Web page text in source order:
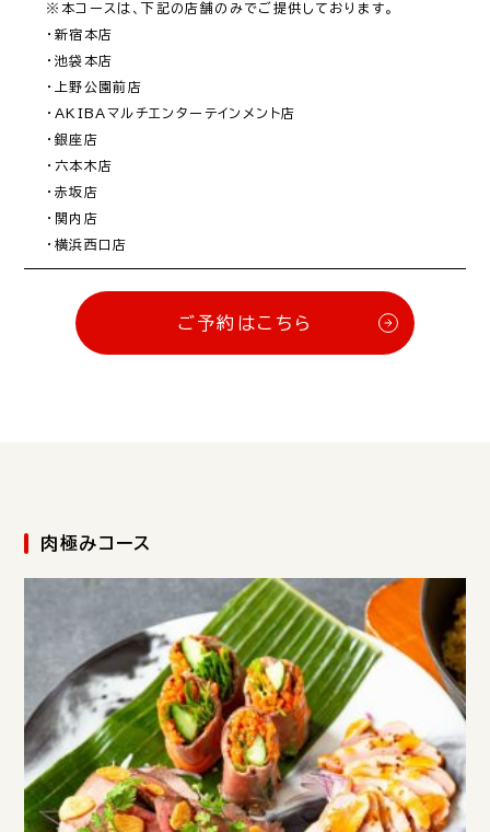
※本コースは、下記の店舗のみでご提供しております。
・新宿本店
・池袋本店
・上野公園前店
・AKIBAマルチエンターテインメント店
・銀座店
・六本木店
・赤坂店
・関内店
・横浜西口店
ご予約はこちら
肉極みコース